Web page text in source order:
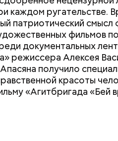
каждом ругательстве.
патриотический смысл
фильмов
документальных
режиссера Алексея
получило
красоты
«Агитбригада «Бей